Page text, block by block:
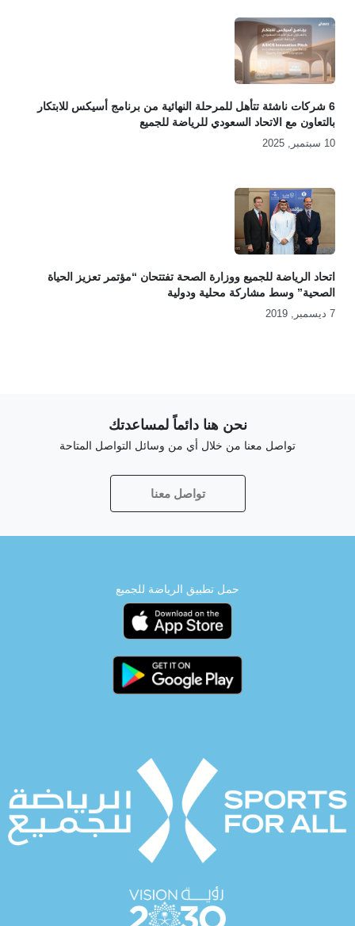
6 شركات ناشئة تتأهل للمرحلة النهائية من برنامج أسيكس للابتكار
بالتعاون مع الاتحاد السعودي للرياضة للجميع
10 سبتمبر, 2025
اتحاد الرياضة للجميع ووزارة الصحة تفتتحان “مؤتمر تعزيز الحياة
الصحية” وسط مشاركة محلية ودولية
7 ديسمبر, 2019
نحن هنا دائماً لمساعدتك
تواصل معنا من خلال أي من وسائل التواصل المتاحة
تواصل معنا
حمل تطبيق الرياضة للجميع